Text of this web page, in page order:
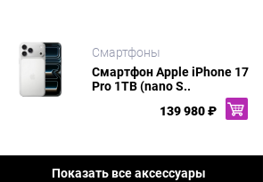
Смартфоны
Смартфон Apple iPhone 17
Pro 1TB (nano S..
139 980 ₽
Показать все аксессуары